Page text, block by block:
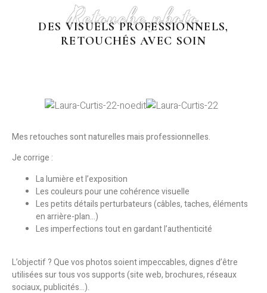
Retouche photo
DES VISUELS PROFESSIONNELS,
RETOUCHÉS AVEC SOIN
Mes retouches sont naturelles mais professionnelles.
Je corrige :
La lumière et l’exposition
Les couleurs pour une cohérence visuelle
Les petits détails perturbateurs (câbles, taches, éléments
en arrière-plan…)
Les imperfections tout en gardant l’authenticité
L’objectif ?Que vos photos soient impeccables, dignes d’être
utilisées sur tous vos supports (site web, brochures, réseaux
sociaux, publicités…).